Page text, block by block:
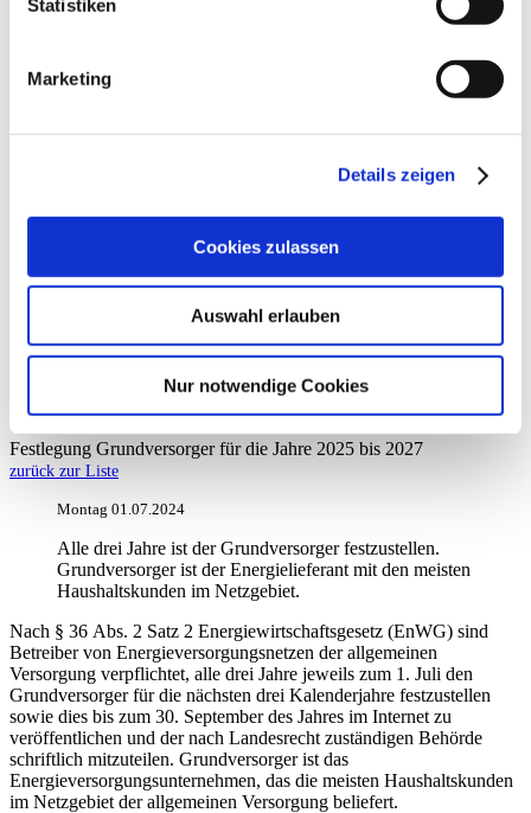
Statistiken
Marketing
Details zeigen
Cookies zulassen
Auswahl erlauben
Nur notwendige Cookies
Datenschutz
von Ihren Saalfelder Energienetzen
Festlegung Grundversorger für die Jahre 2025 bis 2027
zurück zur Liste
Montag 01.07.2024
Alle drei Jahre ist der Grundversorger festzustellen.
Grundversorger ist der Energielieferant mit den meisten
Haushaltskunden im Netzgebiet.
Nach § 36 Abs. 2 Satz 2 Energiewirtschaftsgesetz (EnWG) sind
Betreiber von Energieversorgungsnetzen der allgemeinen
Versorgung verpflichtet, alle drei Jahre jeweils zum 1. Juli den
Grundversorger für die nächsten drei Kalenderjahre festzustellen
sowie dies bis zum 30. September des Jahres im Internet zu
veröffentlichen und der nach Landesrecht zuständigen Behörde
schriftlich mitzuteilen. Grundversorger ist das
Energieversorgungsunternehmen, das die meisten Haushaltskunden
im Netzgebiet der allgemeinen Versorgung beliefert.